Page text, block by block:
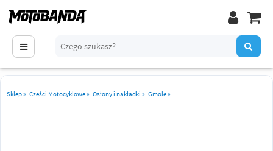
Sklep» Części Motocyklowe» Osłony i nakładki » Gmole»